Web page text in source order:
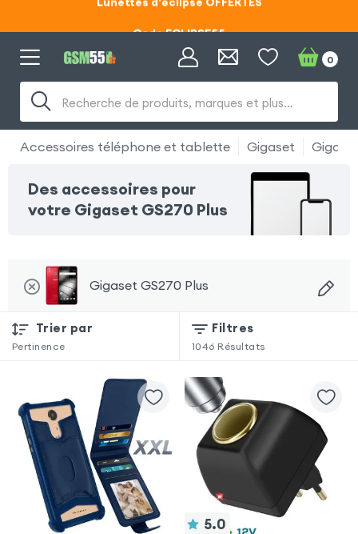
Lunettes d'éclipse OFFERTES
Code ECLIPSE55
Recherche de produits, marques et plus…
0
Accessoires téléphone et tablette Gigaset
Des accessoires pour
votre Gigaset GS270 Plus
Gigaset GS270 Plus
Trier par
Pertinence
Filtres
1046 Résultats
5.0